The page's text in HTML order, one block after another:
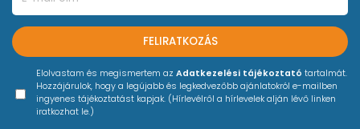
FELIRATKOZÁS
Elolvastam és megismertem az Adatkezelési tájékoztató tartalmát.
Hozzájárulok, hogy a legújabb és legkedvezőbb ajánlatokról e-mailben
ingyenes tájékoztatást kapjak. (Hírlevélről a hírlevelek alján lévő linken
iratkozhat le.)